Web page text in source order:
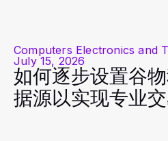
Computers Electronics and
July 15, 2026
如何逐步设置谷
据源以实现专业